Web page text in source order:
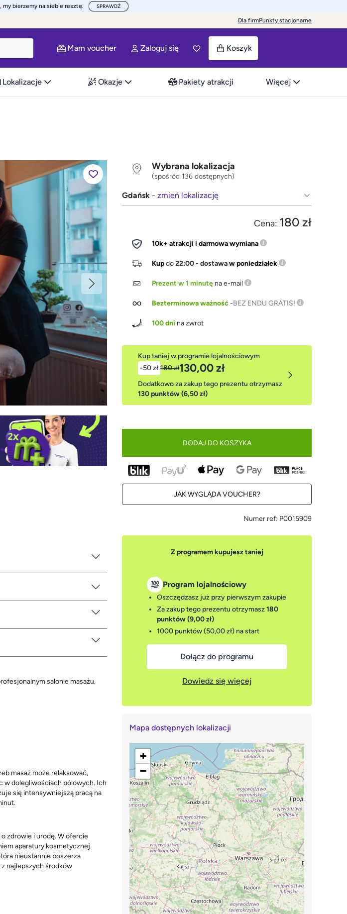
, my bierzemy na siebie resztę. SPRAWDŹ
Dla firmPunkty stacjonarne
Mam voucher Zaloguj się Koszyk
Lokalizacje Okazje Pakiety atrakcji Więcej
salonie masażu.
masaż może relaksować,
w dolegliwościach bólowych. Ich
się intensywniejszą pracą na
zdrowie i urodę. W ofercie
aparatury kosmetycznej.
nieustannie poszerza
najlepszych środków
Wybrana lokalizacja
(spośród 136 dostępnych)
Gdańsk - zmień lokalizację
Cena: 180 zł
10k+ atrakcji i darmowa wymiana
Kupdo22:00 - dostawaw poniedziałek
Prezent w 1 minutę na e-mail
Bezterminowa ważność-BEZ ENDU GRATIS!
100 dni na zwrot
Kup taniej w programie lojalnościowym
-50 zł 180 zł130,00 zł
Dodatkowo za zakup tego prezentu otrzymasz
130 punktów (6,50 zł)
DODAJ DO KOSZYKA
JAK WYGLĄDA VOUCHER?
Numer ref: P0015909
Z programem kupujesz taniej
Program lojalnościowy
Oszczędzasz już przy pierwszym zakupie
Za zakup tego prezentu otrzymasz180
punktów (9,00 zł)
1000 punktów (50,00 zł) na start
Dołącz do programu
Dowiedz się więcej
Mapa dostępnych lokalizacji
+
−